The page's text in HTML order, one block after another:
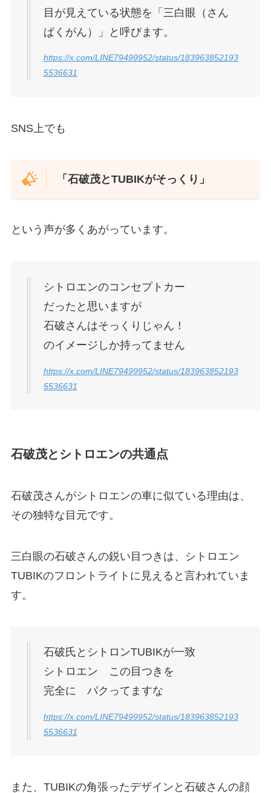
目が見えている状態を「三白眼（さん
ぱくがん）」と呼びます。
https://x.com/LINE79499952/status/183963852193
5536631
SNS上でも
「石破茂とTUBIKがそっくり」
という声が多くあがっています。
シトロエンのコンセプトカー
だったと思いますが
石破さんはそっくりじゃん！
のイメージしか持ってません
https://x.com/LINE79499952/status/183963852193
5536631
石破茂とシトロエンの共通点
石破茂さんがシトロエンの車に似ている理由は、
その独特な目元です。
三白眼の石破さんの鋭い目つきは、シトロエン
TUBIKのフロントライトに見えると言われていま
す。
石破氏とシトロンTUBIKが一致
シトロエン この目つきを
完全に パクってますな
https://x.com/LINE79499952/status/183963852193
5536631
また、TUBIKの角張ったデザインと石破さんの顔